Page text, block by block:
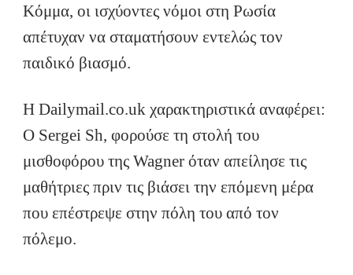
Κόμμα, οι ισχύοντες νόμοι στη Ρωσία
απέτυχαν να σταματήσουν εντελώς τον
παιδικό βιασμό.
Η Dailymail.co.uk χαρακτηριστικά αναφέρει:
Ο Sergei Sh, φορούσε τη στολή του
μισθοφόρου της Wagner όταν απείλησε τις
μαθήτριες πριν τις βιάσει την επόμενη μέρα
που επέστρεψε στην πόλη του από τον
πόλεμο.